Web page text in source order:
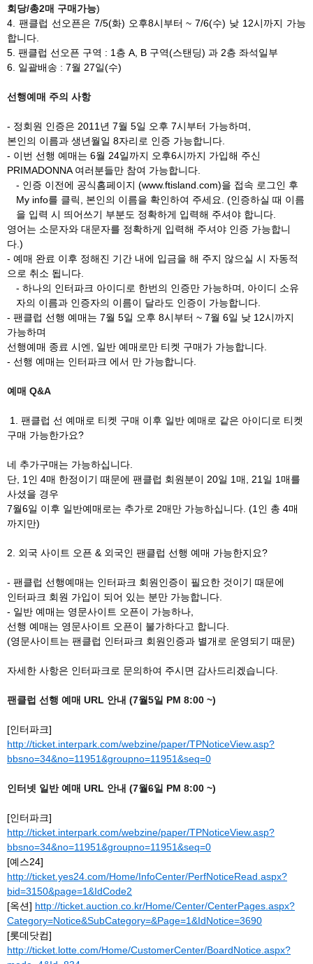
회당/총2매 구매가능)
4. 팬클럽 선오픈은 7/5(화) 오후8시부터 ~ 7/6(수) 낮 12시까지 가능
합니다.
5. 팬클럽 선오픈 구역 : 1층 A, B 구역(스탠딩) 과 2층 좌석일부
6. 일괄배송 : 7월 27일(수)
선행예매 주의 사항
- 정회원 인증은 2011년 7월 5일 오후 7시부터 가능하며,
본인의 이름과 생년월일 8자리로 인증 가능합니다.
- 이번 선행 예매는 6월 24일까지 오후6시까지 가입해 주신
PRIMADONNA 여러분들만 참여 가능합니다.
- 인증 이전에 공식홈페이지 (www.ftisland.com)을 접속 로그인 후
My info를 클릭, 본인의 이름을 확인하여 주세요. (인증하실 때 이름
을 입력 시 띄어쓰기 부분도 정확하게 입력해 주셔야 합니다.
영어는 소문자와 대문자를 정확하게 입력해 주셔야 인증 가능합니
다.)
- 예매 완료 이후 정해진 기간 내에 입금을 해 주지 않으실 시 자동적
으로 취소 됩니다.
- 하나의 인터파크 아이디로 한번의 인증만 가능하며, 아이디 소유
자의 이름과 인증자의 이름이 달라도 인증이 가능합니다.
- 팬클럽 선행 예매는 7월 5일 오후 8시부터 ~ 7월 6일 낮 12시까지
가능하며
선행예매 종료 시엔, 일반 예매로만 티켓 구매가 가능합니다.
- 선행 예매는 인터파크 에서 만 가능합니다.
예매 Q&A
1. 팬클럽 선 예매로 티켓 구매 이후 일반 예매로 같은 아이디로 티켓
구매 가능한가요?
네 추가구매는 가능하십니다.
단, 1인 4매 한정이기 때문에 팬클럽 회원분이 20일 1매, 21일 1매를
사셨을 경우
7월6일 이후 일반예매로는 추가로 2매만 가능하십니다. (1인 총 4매
까지만)
2. 외국 사이트 오픈 & 외국인 팬클럽 선행 예매 가능한지요?
- 팬클럽 선행예매는 인터파크 회원인증이 필요한 것이기 때문에
인터파크 회원 가입이 되어 있는 분만 가능합니다.
- 일반 예매는 영문사이트 오픈이 가능하나,
선행 예매는 영문사이트 오픈이 불가하다고 합니다.
(영문사이트는 팬클럽 인터파크 회원인증과 별개로 운영되기 때문)
자세한 사항은 인터파크로 문의하여 주시면 감사드리겠습니다.
팬클럽 선행 예매 URL 안내 (7월5일 PM 8:00 ~)
[인터파크]
http://ticket.interpark.com/webzine/paper/TPNoticeView.asp?
bbsno=34&no=11951&groupno=11951&seq=0
인터넷 일반 예매 URL 안내 (7월6일 PM 8:00 ~)
[인터파크]
http://ticket.interpark.com/webzine/paper/TPNoticeView.asp?
bbsno=34&no=11951&groupno=11951&seq=0
[예스24]
http://ticket.yes24.com/Home/InfoCenter/PerfNoticeRead.aspx?
bid=3150&page=1&IdCode2
[옥션] http://ticket.auction.co.kr/Home/Center/CenterPages.aspx?
Category=Notice&SubCategory=&Page=1&IdNotice=3690
[롯데닷컴]
http://ticket.lotte.com/Home/CustomerCenter/BoardNotice.aspx?